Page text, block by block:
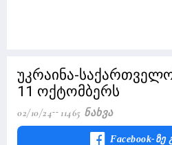
უკრაინა-
11 ოქტომბერს
02/10/24 11465 Ნახვა
Facebook-Ზე